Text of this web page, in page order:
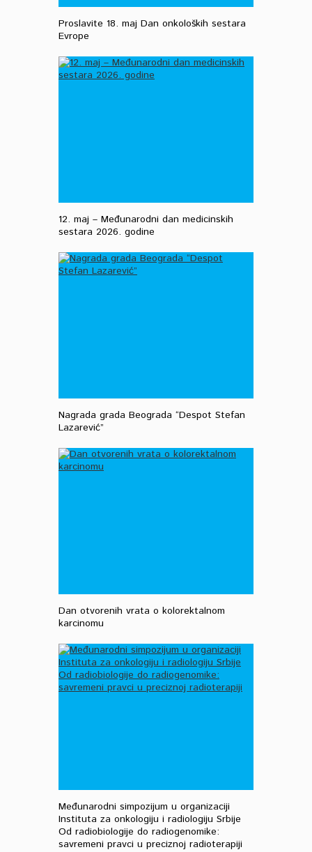
Proslavite 18. maj Dan onkoloških sestara
Evrope
12. maj – Međunarodni dan medicinskih
sestara 2026. godine
Nagrada grada Beograda “Despot Stefan
Lazarević”
Dan otvorenih vrata o kolorektalnom
karcinomu
Međunarodni simpozijum u organizaciji
Instituta za onkologiju i radiologiju Srbije
Od radiobiologije do radiogenomike:
savremeni pravci u preciznoj radioterapiji